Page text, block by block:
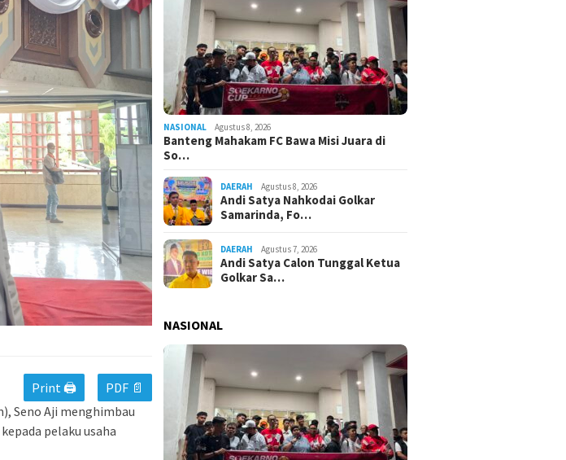
Print 🖨
PDF 📄
Seno Aji menghimbau
pelaku usaha
NASIONAL Agustus 8, 2026
Banteng Mahakam FC Bawa Misi Juara di
So…
DAERAH Agustus 8, 2026
Andi Satya Nahkodai Golkar
Samarinda, Fo…
DAERAH Agustus 7, 2026
Andi Satya Calon Tunggal Ketua
Golkar Sa…
NASIONAL